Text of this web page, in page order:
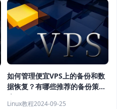
如何管理便宜VPS上的备份和数
据恢复？有哪些推荐的备份策
略？
Linux教程2024-09-25